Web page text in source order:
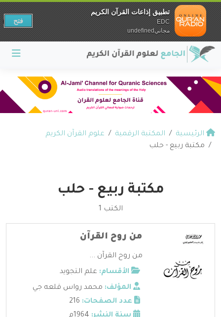
الرئيسية المكتبة الرقمية
علوم القرآن الكريم
مكتبة ربيع - حلب
مكتبة ربيع - حلب
الكتب 1
من روح القرآن
من روح القرآن ...
الأقسام: علم التجويد
المؤلف: محمد رواس قلعه جي
عدد الصفحات:
تطبيق إذاعات القرآن الكريم
EDC
مجانيundefined
فتح